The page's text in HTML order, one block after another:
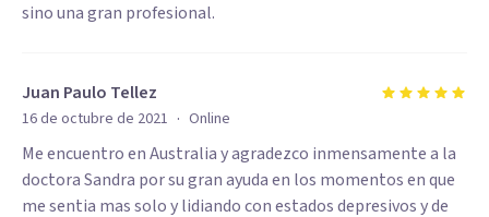
sino una gran profesional.
Juan Paulo Tellez
16 de octubre de 2021 · Online
Me encuentro en Australia y agradezco inmensamente a la
doctora Sandra por su gran ayuda en los momentos en que
me sentia mas solo y lidiando con estados depresivos y de